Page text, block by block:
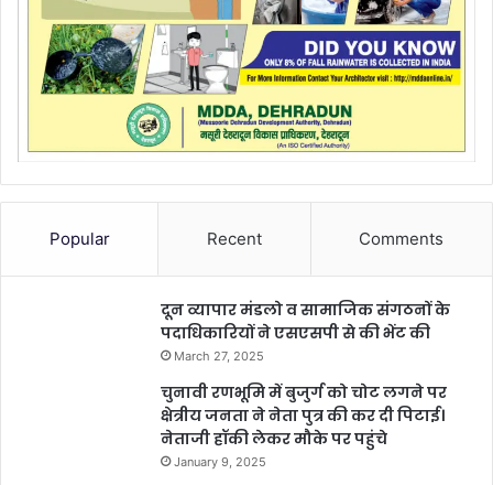
Popular Recent Comments
दून व्यापार मंडलो व सामाजिक संगठनों के
पदाधिकारियों ने एसएसपी से की भेंट की
March 27, 2025
चुनावी रणभूमि में बुजुर्ग को चोट लगने पर
क्षेत्रीय जनता ने नेता पुत्र की कर दी पिटाई।
नेताजी हॉकी लेकर मौके पर पहुंचे
January 9, 2025